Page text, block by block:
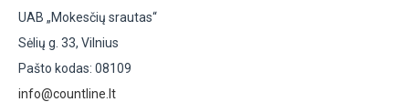
UAB „Mokesčių srautas“
Sėlių g. 33, Vilnius
Pašto kodas: 08109
info@countline.lt